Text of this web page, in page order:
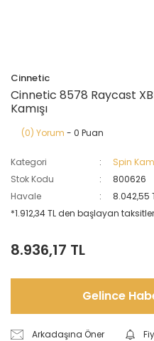
Cinnetic
Cinnetic 8578 Raycast
Kamışı
(0) Yorum - 0 Puan
Kategori
Spin
Stok Kodu
800626
Havale
8.042,55
*1.912,34 TL den başlayan
8.936,17 TL
Gelince
Arkadaşına Öner